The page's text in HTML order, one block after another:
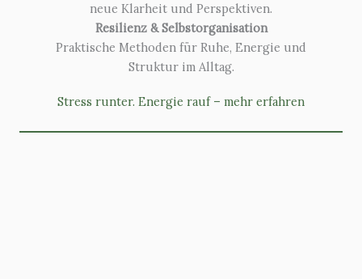
neue Klarheit und Perspektiven.
Resilienz & Selbstorganisation
Praktische Methoden für Ruhe, Energie und
Struktur im Alltag.
Stress runter. Energie rauf – mehr erfahren